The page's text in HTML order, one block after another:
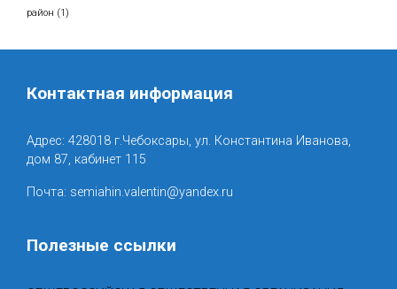
район (1)
Контактная информация
Адрес: 428018 г.Чебоксары, ул. Константина Иванова,
дом 87, кабинет 115
Почта: semiahin.valentin@yandex.ru
Полезные ссылки